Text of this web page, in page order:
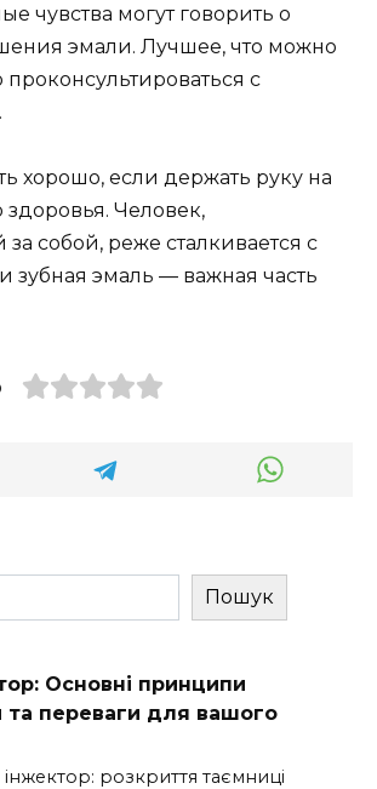
чувства могут говорить о
эмали. Лучшее, что можно
проконсультироваться с
хорошо, если держать руку на
здоровья. Человек,
собой, реже сталкивается с
зубная эмаль — важная часть
Пошук
Основні принципи
та переваги для вашого
розкриття таємниці